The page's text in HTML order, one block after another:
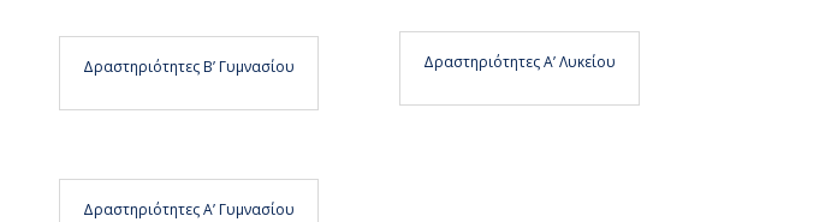
Δραστηριότητες Β’ Γυμνασίου
Δραστηριότητες Α’ Γυμνασίου
Δραστηριότητες Α’ Λυκείου